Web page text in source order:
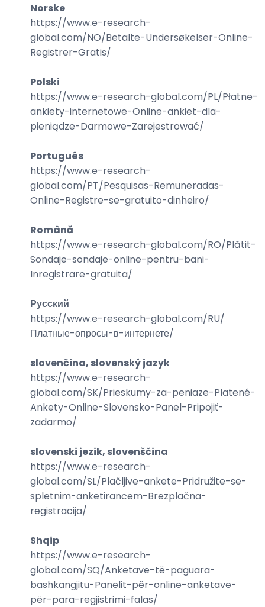
Norske
https://www.e-research-
global.com/NO/Betalte-Undersøkelser-Online-
Registrer-Gratis/
Polski
https://www.e-research-global.com/PL/Płatne-
ankiety-internetowe-Online-ankiet-dla-
pieniądze-Darmowe-Zarejestrować/
Português
https://www.e-research-
global.com/PT/Pesquisas-Remuneradas-
Online-Registre-se-gratuito-dinheiro/
Română
https://www.e-research-global.com/RO/Plătit-
Sondaje-sondaje-online-pentru-bani-
Inregistrare-gratuita/
Русский
https://www.e-research-global.com/RU/
Платные-опросы-в-интернете/
slovenčina, slovenský jazyk
https://www.e-research-
global.com/SK/Prieskumy-za-peniaze-Platené-
Ankety-Online-Slovensko-Panel-Pripojiť-
zadarmo/
slovenski jezik, slovenščina
https://www.e-research-
global.com/SL/Plačljive-ankete-Pridružite-se-
spletnim-anketirancem-Brezplačna-
registracija/
Shqip
https://www.e-research-
global.com/SQ/Anketave-të-paguara-
bashkangjitu-Panelit-për-online-anketave-
për-para-regjistrimi-falas/